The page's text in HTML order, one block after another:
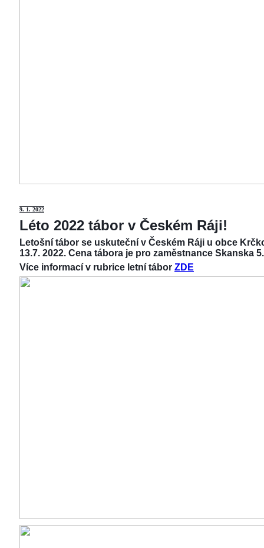
9. 1. 2022
Léto 2022 tábor v Českém Ráji!
Letošní tábor se uskuteční v Českém Ráji u obce
13.7. 2022. Cena tábora je pro zaměstnance Skanska
Více informací v rubrice letní tábor ZDE